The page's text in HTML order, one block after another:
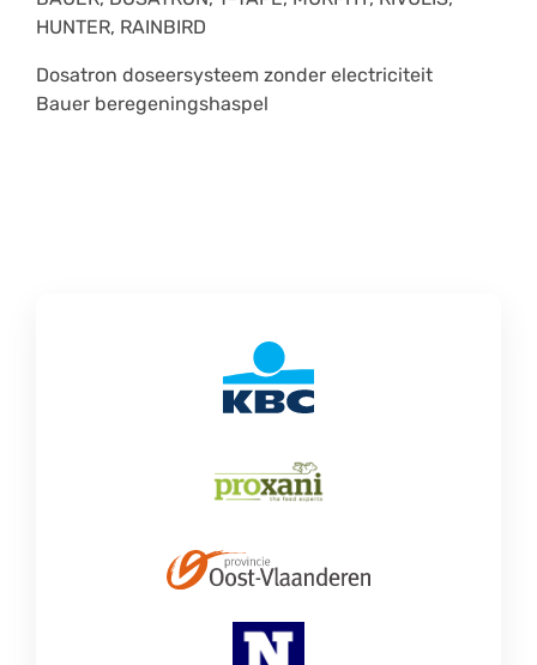
HUNTER, RAINBIRD
Dosatron doseersysteem zonder electriciteit
Bauer beregeningshaspel